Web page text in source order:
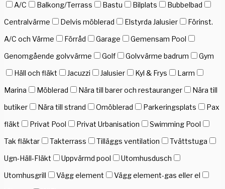
A/C
Balkong/Terrass Bastu Bilplats
Bubbelbad
Centralvärme
Delvis möblerad Elstyrda Jalusier
Förinst.
A/C och Värme
Förråd Garage
Gemensam Pool
Genomgående golvvärme
Golf Golvvärme badrum
Gym
Häll och fläkt
Jacuzzi Jalusier Kyl & Frys
Larm
Marina
Möblerad Nära till barer och restauranger
Nära till
butiker
Nära till strand Omöblerad Parkeringsplats
Pax
fläkt
Privat Pool Privat Urbanisation
Swimming Pool
Tak fläktar
Takterrass Tilläggs ventilation
Tvättstuga
Ugn-Häll-Fläkt
Uppvärmd pool
Utomhusdusch
Utomhusgrill
Vägg element
Vägg element-gas eller el